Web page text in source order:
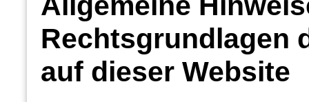
Rechtsgrundlagen
auf dieser Website